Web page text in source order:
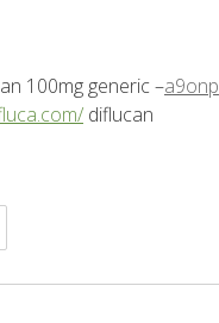
a9onp
100mg generic –
diflucan